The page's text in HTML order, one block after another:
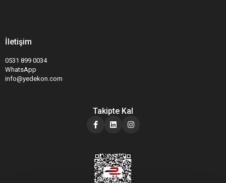
İletişim
0531 899 0034
WhatsApp
info@yedekon.com
Takipte Kal